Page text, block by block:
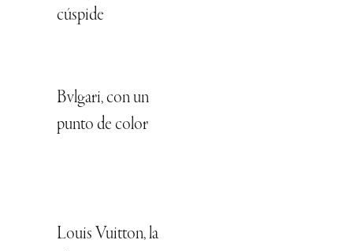
cúspide
Bvlgari, con un
punto de color
Louis Vuitton, la